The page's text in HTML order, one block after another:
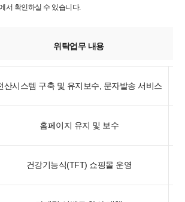
서 확인하실 수 있습니다.
위탁업무 내용
산시스템 구축 및 유지보수, 문자발송 서비스
홈페이지 유지 및 보수
건강기능식(TFT) 쇼핑몰 운영